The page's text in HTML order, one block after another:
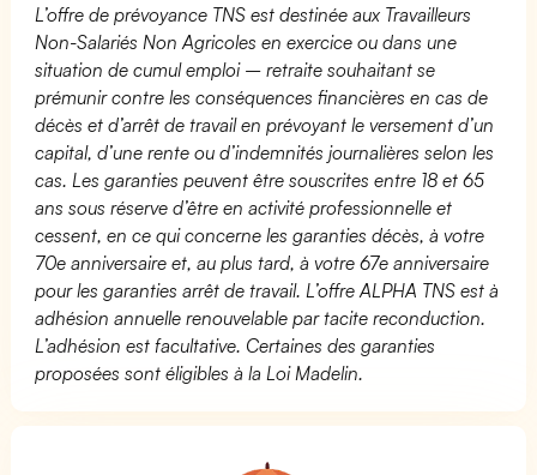
L’offre de prévoyance TNS est destinée aux Travailleurs
Non-Salariés Non Agricoles en exercice ou dans une
situation de cumul emploi – retraite souhaitant se
prémunir contre les conséquences financières en cas de
décès et d’arrêt de travail en prévoyant le versement d’un
capital, d’une rente ou d’indemnités journalières selon les
cas. Les garanties peuvent être souscrites entre 18 et 65
ans sous réserve d’être en activité professionnelle et
cessent, en ce qui concerne les garanties décès, à votre
70e anniversaire et, au plus tard, à votre 67e anniversaire
pour les garanties arrêt de travail. L’offre ALPHA TNS est à
adhésion annuelle renouvelable par tacite reconduction.
L’adhésion est facultative. Certaines des garanties
proposées sont éligibles à la Loi Madelin.